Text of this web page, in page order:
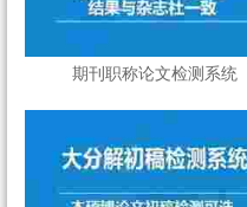
期刊职称论文检测系统